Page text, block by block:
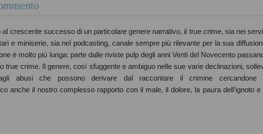
crescente successo di un particolare genere narrativo, il true crime, sia nei
e miniserie, sia nel podcasting, canale sempre più rilevante per la sua
è molto più lunga: parte dalle riviste pulp degli anni Venti del Novecento
true crime. Il genere, così sfuggente e ambiguo nelle sue varie declinazioni,
abusi che possono derivare dal raccontare il crimine cercandone
anche il nostro complesso rapporto con il male, il dolore, la paura dell'ignoto e